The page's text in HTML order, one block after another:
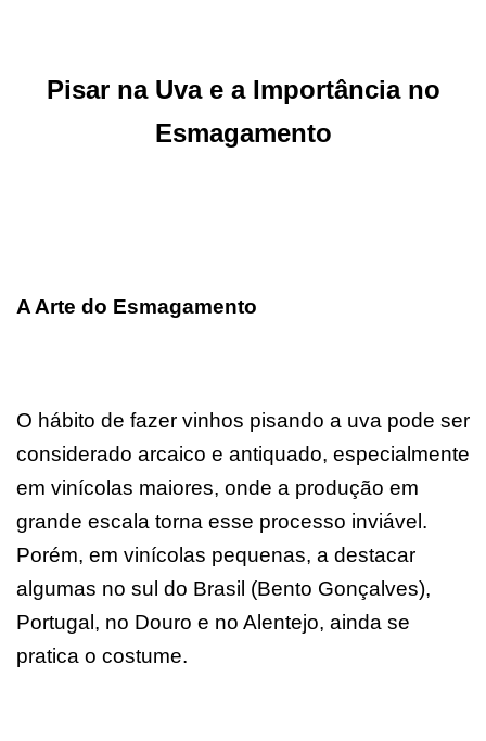
Pisar na Uva e a Importância no
Esmagamento
A Arte do Esmagamento
O hábito de fazer vinhos pisando a uva pode ser
considerado arcaico e antiquado, especialmente
em vinícolas maiores, onde a produção em
grande escala torna esse processo inviável.
Porém, em vinícolas pequenas, a destacar
algumas no sul do Brasil (Bento Gonçalves),
Portugal, no Douro e no Alentejo, ainda se
pratica o costume.